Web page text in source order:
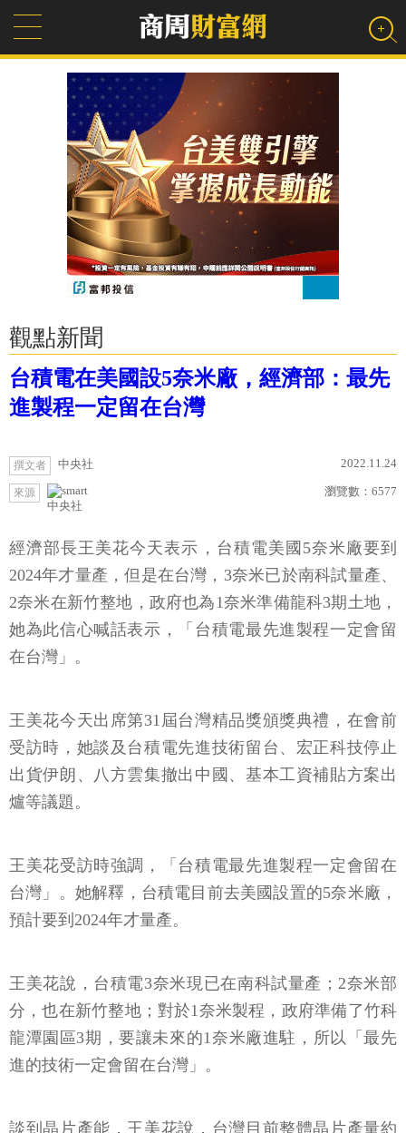
觀點新聞
台積電在美國設5奈米廠，經濟部：最先
進製程一定留在台灣
撰文者 中央社 2022.11.24
來源
中央社
瀏覽數： 6577
經濟部長王美花今天表示，台積電美國5奈米廠要到
2024年才量產，但是在台灣，3奈米已於南科試量產、
2奈米在新竹整地，政府也為1奈米準備龍科3期土地，
她為此信心喊話表示，「台積電最先進製程一定會留
在台灣」。
王美花今天出席第31屆台灣精品獎頒獎典禮，在會前
受訪時，她談及台積電先進技術留台、宏正科技停止
出貨伊朗、八方雲集撤出中國、基本工資補貼方案出
爐等議題。
王美花受訪時強調，「台積電最先進製程一定會留在
台灣」。她解釋，台積電目前去美國設置的5奈米廠，
預計要到2024年才量產。
王美花說，台積電3奈米現已在南科試量產；2奈米部
分，也在新竹整地；對於1奈米製程，政府準備了竹科
龍潭園區3期，要讓未來的1奈米廠進駐，所以「最先
進的技術一定會留在台灣」。
談到晶片產能，王美花說，台灣目前整體晶片產量約